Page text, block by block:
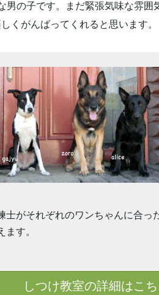
男の子です。まだ緊張気味な雰囲
くがんばってくれると思います。
士がそれぞれのワンちゃんに合っ
ます。
しつけ教室の詳細はこち